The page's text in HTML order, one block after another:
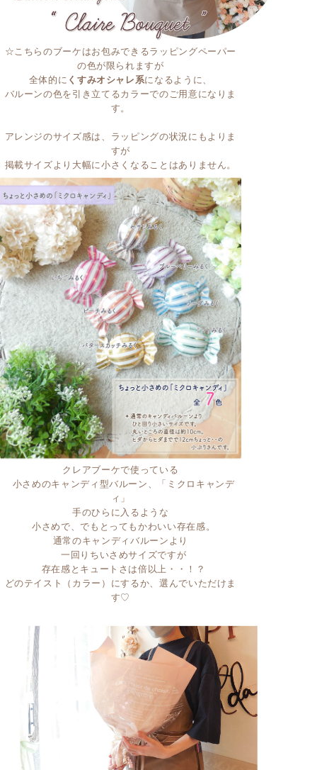
☆こちらのブーケはお包みできるラッピングペーパー
の色が限られますが
全体的に くすみオシャレ系になるように、
バルーンの色を引き立てるカラーでのご用意になりま
す。
アレンジのサイズ感は、ラッピングの状況にもよりま
すが
掲載サイズより大幅に小さくなることはありません。
クレアブーケで使っている
小さめのキャンディ型バルーン、「ミクロキャンデ
ィ」
手のひらに入るような
小さめで、でもとってもかわいい存在感。
通常のキャンディバルーンより
一回りちいさめサイズですが
存在感とキュートさは倍以上・・！？
どのテイスト（カラー）にするか、選んでいただけま
す♡